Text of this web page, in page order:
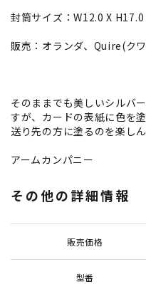
封筒サイズ：W12.0 X
販売：オランダ、Quire(ク
そのままでも美しいシルバ
すが、カードの表紙に色を
送り先の方に塗るのを楽し
アームカンパニー
その他の詳細情報
販売価格
型番